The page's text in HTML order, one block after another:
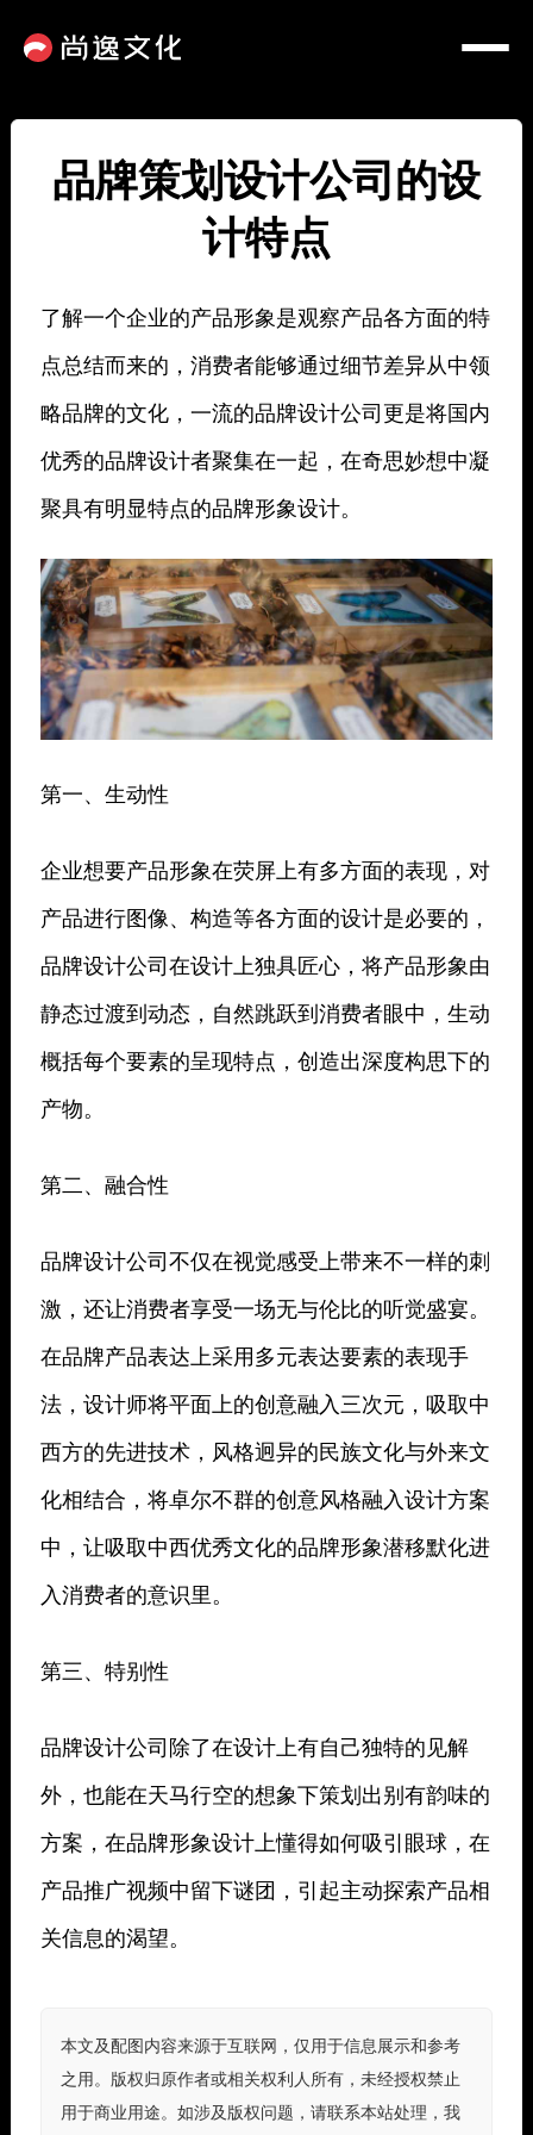
品牌策划设计公司的设
计特点
了解一个企业的产品形象是观察产品各方面的特
点总结而来的，消费者能够通过细节差异从中领
略品牌的文化，一流的品牌设计公司更是将国内
优秀的品牌设计者聚集在一起，在奇思妙想中凝
聚具有明显特点的品牌形象设计。
第一、生动性
企业想要产品形象在荧屏上有多方面的表现，对
产品进行图像、构造等各方面的设计是必要的，
品牌设计公司在设计上独具匠心，将产品形象由
静态过渡到动态，自然跳跃到消费者眼中，生动
概括每个要素的呈现特点，创造出深度构思下的
产物。
第二、融合性
品牌设计公司不仅在视觉感受上带来不一样的刺
激，还让消费者享受一场无与伦比的听觉盛宴。
在品牌产品表达上采用多元表达要素的表现手
法，设计师将平面上的创意融入三次元，吸取中
西方的先进技术，风格迥异的民族文化与外来文
化相结合，将卓尔不群的创意风格融入设计方案
中，让吸取中西优秀文化的品牌形象潜移默化进
入消费者的意识里。
第三、特别性
品牌设计公司除了在设计上有自己独特的见解
外，也能在天马行空的想象下策划出别有韵味的
方案，在品牌形象设计上懂得如何吸引眼球，在
产品推广视频中留下谜团，引起主动探索产品相
关信息的渴望。
本文及配图内容来源于互联网，仅用于信息展示和参考
之用。版权归原作者或相关权利人所有，未经授权禁止
用于商业用途。如涉及版权问题，请联系本站处理，我